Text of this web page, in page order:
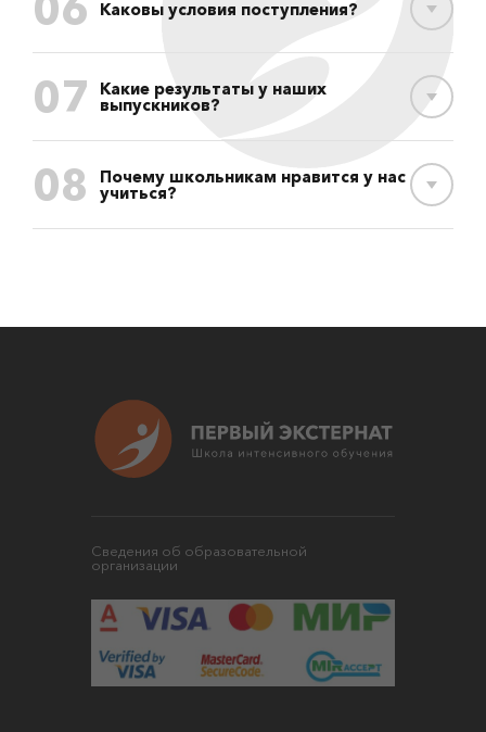
Каковы условия поступления?
07 Какие результаты у наших
выпускников?
08 Почему школьникам нравится у нас
учиться?
Сведения об образовательной
организации